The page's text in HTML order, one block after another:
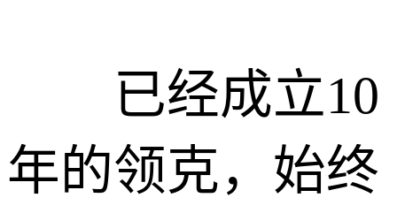
已经成立10
年的领克，始终